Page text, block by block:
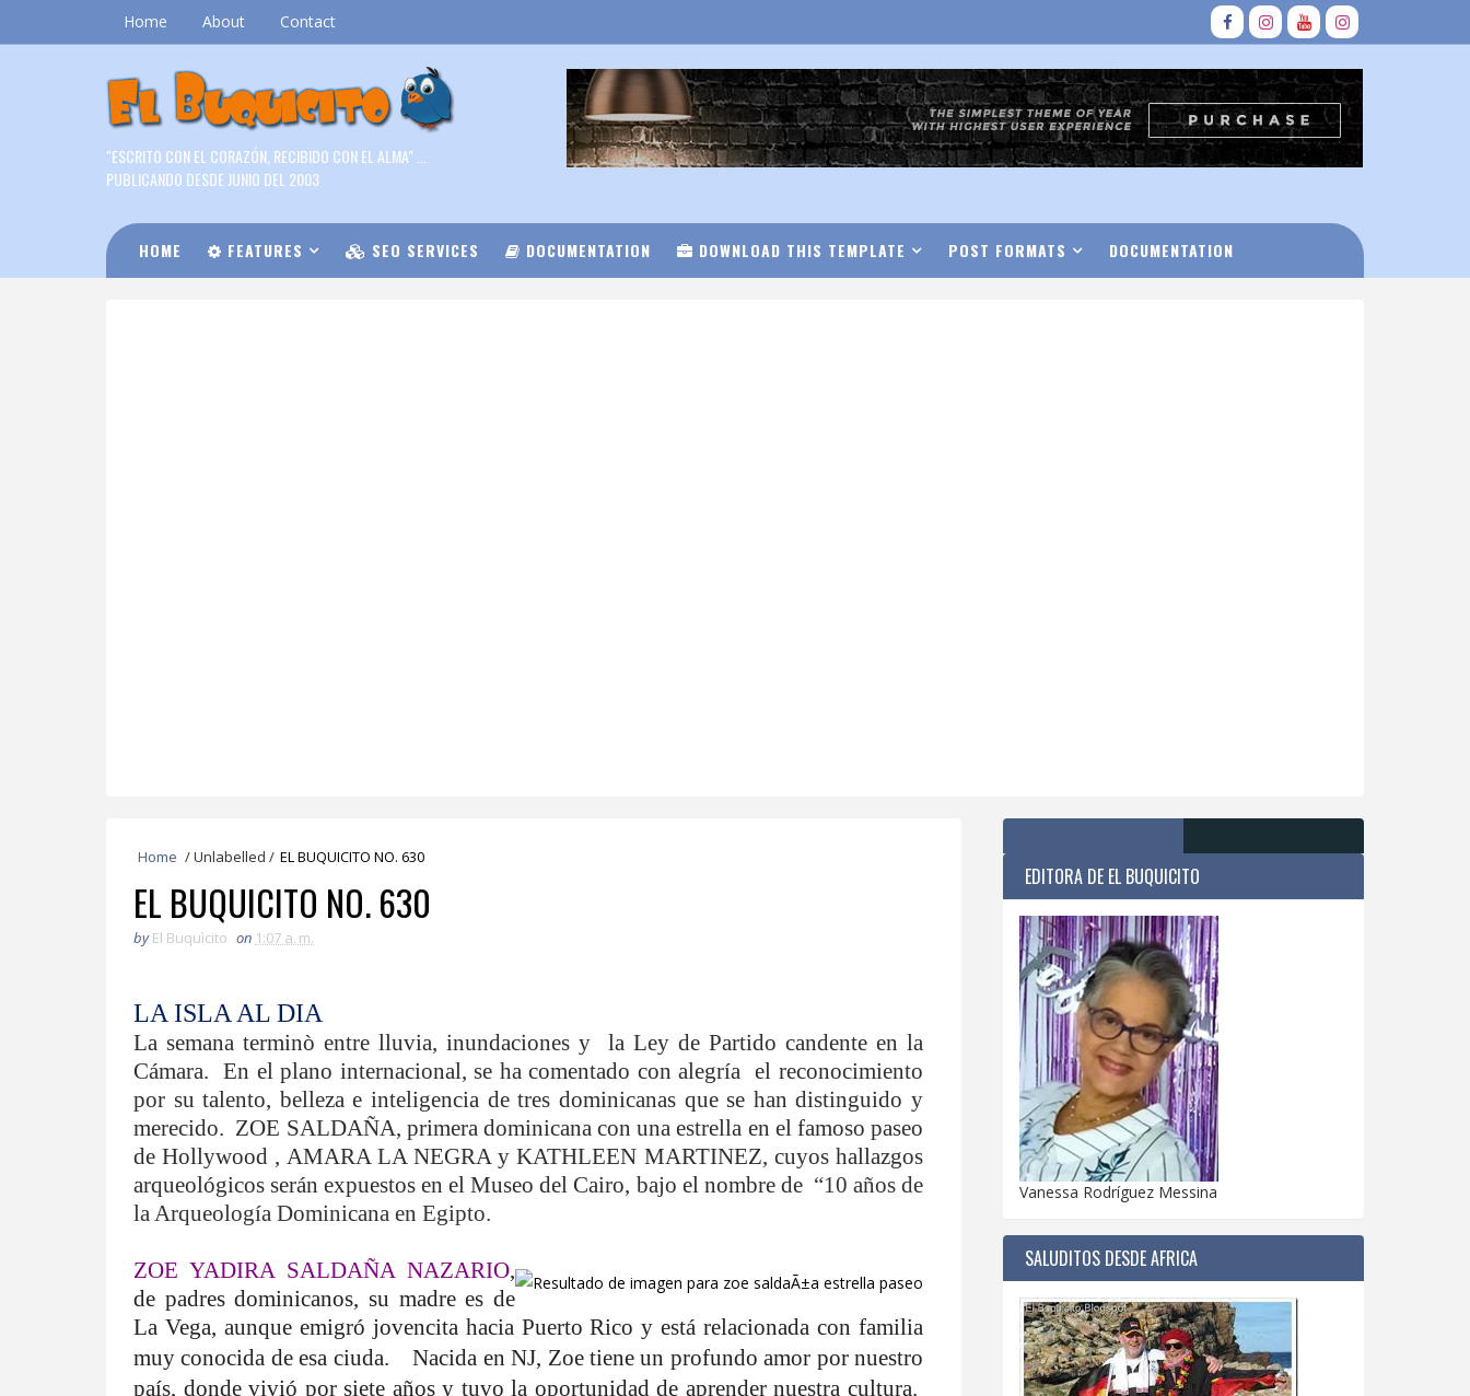
Home About Contact
"ESCRITO CON EL CORAZÓN, RECIBIDO CON EL ALMA" ...
PUBLICANDO DESDE JUNIO DEL 2003
HOME FEATURES SEO SERVICES DOCUMENTATION DOWNLOAD THIS TEMPLATE POST FORMATS DOCUMENTATION
Home /Unlabelled / EL BUQUICITO NO. 630
EL BUQUICITO NO. 630
by El Buquìcito on 1:07 a. m.
LA ISLA AL DIA
La semana terminò entre lluvia, inundaciones y
la Ley de Partido candente en la
Cámara. En el plano internacional, se ha comentado con alegría
el reconocimiento
por su talento, belleza e inteligencia de tres dominicanas que se han distinguido y
merecido. ZOE SALDAÑA, primera dominicana con una estrella en el famoso paseo
de Hollywood , AMARA LA NEGRA y KATHLEEN MARTINEZ, cuyos hallazgos
arqueológicos serán expuestos en el Museo del Cairo, bajo el nombre de “10 años de
la Arqueología Dominicana en Egipto.
ZOE YADIRA SALDAÑA NAZARIO,
de padres dominicanos, su madre es de
La Vega, aunque emigró jovencita hacia Puerto Rico y está relacionada con familia
muy conocida de esa ciuda.
Nacida en NJ, Zoe tiene un profundo amor por nuestro
país, donde vivió por siete años y tuvo la oportunidad de aprender nuestra cultura.
EDITORA DE EL BUQUICITO
Vanessa Rodríguez Messina
SALUDITOS DESDE AFRICA